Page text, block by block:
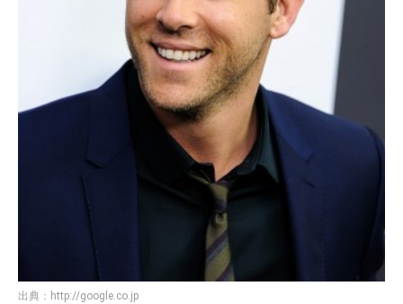
出典： http://google.co.jp